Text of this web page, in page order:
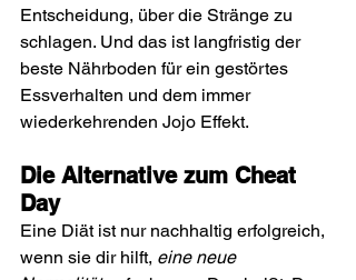
Entscheidung, über die Stränge zu
schlagen. Und das ist langfristig der
beste Nährboden für ein gestörtes
Essverhalten und dem immer
wiederkehrenden Jojo Effekt.
Die Alternative zum Cheat
Day
Eine Diät ist nur nachhaltig erfolgreich,
wenn sie dir hilft, eine neue